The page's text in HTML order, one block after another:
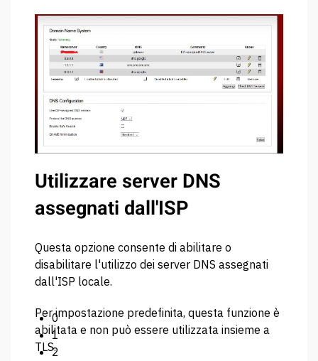
0
1
2
Utilizzare server DNS
assegnati dall'ISP
Questa opzione consente di abilitare o
disabilitare l'utilizzo dei server DNS assegnati
dall'ISP locale.
Per impostazione predefinita, questa funzione è
abilitata e non può essere utilizzata insieme a
TLS.